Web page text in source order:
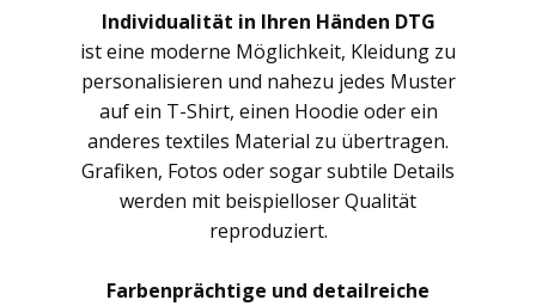
Individualität in Ihren Händen DTG
ist eine moderne Möglichkeit, Kleidung zu
personalisieren und nahezu jedes Muster
auf ein T-Shirt, einen Hoodie oder ein
anderes textiles Material zu übertragen.
Grafiken, Fotos oder sogar subtile Details
werden mit beispielloser Qualität
reproduziert.
Farbenprächtige und detailreiche